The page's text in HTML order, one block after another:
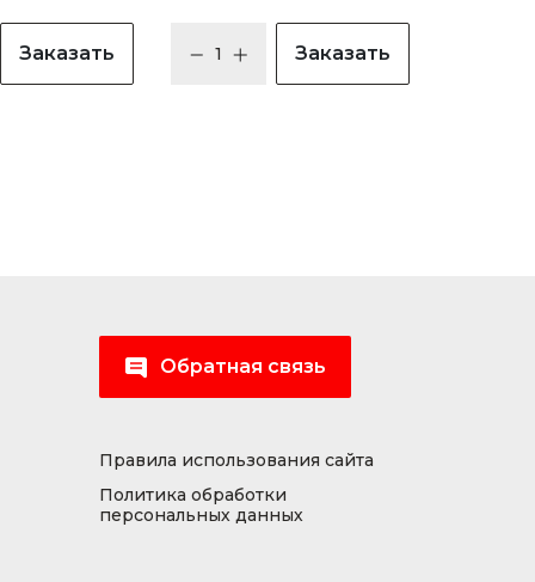
Заказать Заказать
Обратная связь
Правила использования сайта
Политика обработки
персональных данных